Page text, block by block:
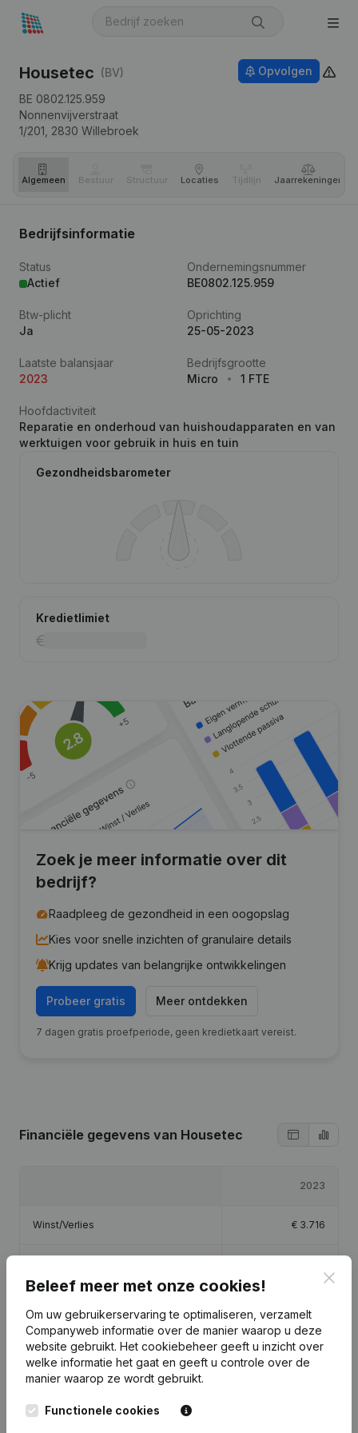
Housetec (BV)
BE 0802.125.959
Nonnenvijverstraat
1/201, 2830 Willebroek
Opvolgen
Algemeen Bestuur Structuur Locaties Tijdlijn Jaar­rekeningen
Bedrijfsinformatie
Status
Actief
Ondernemingsnummer
BE0802.125.959
Btw-plicht
Ja
Oprichting
25-05-2023
Laatste balansjaar
2023
Bedrijfsgrootte
Micro
1 FTE
Hoofdactiviteit
Reparatie en onderhoud van huishoudapparaten en van
werktuigen voor gebruik in huis en tuin
Gezondheidsbarometer
Kredietlimiet
Zoek je meer informatie over dit
bedrijf?
Raadpleeg de gezondheid in een oogopslag
Kies voor snelle inzichten of granulaire details
Krijg updates van belangrijke ontwikkelingen
Probeer gratis Meer ontdekken
7 dagen gratis proefperiode, geen kredietkaart vereist.
Financiële gegevens van Housetec
2023
Winst/Verlies € 3.716
Beleef meer met onze cookies!
Om uw gebruikerservaring te optimaliseren, verzamelt
Companyweb informatie over de manier waarop u deze
website gebruikt. Het cookiebeheer geeft u inzicht over
welke informatie het gaat en geeft u controle over de
manier waarop ze wordt gebruikt.
Functionele cookies